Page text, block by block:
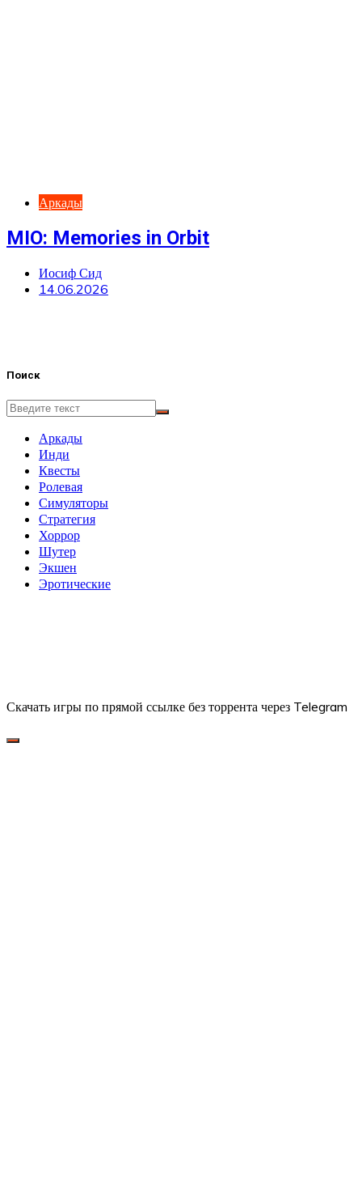
Аркады
MIO: Memories in Orbit
Иосиф Сид
14.06.2026
Поиск
Аркады
Инди
Квесты
Ролевая
Симуляторы
Стратегия
Хоррор
Шутер
Экшен
Эротические
Скачать игры по прямой ссылке без торрента через Telegram